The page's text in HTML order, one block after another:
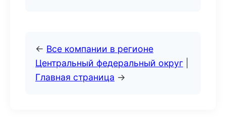
← Все компании в регионе
Центральный федеральный округ
Главная страница →